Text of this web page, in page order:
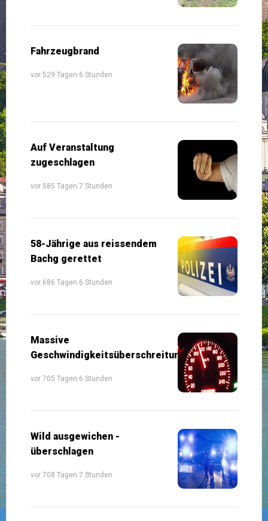
Fahrzeugbrand
vor 529 Tagen 6 Stunden
Auf Veranstaltung
zugeschlagen
vor 585 Tagen 7 Stunden
58-Jährige aus reissendem
Bachg gerettet
vor 686 Tagen 6 Stunden
Massive
Geschwindigkeitsüberschreitung
vor 705 Tagen 6 Stunden
Wild ausgewichen -
überschlagen
vor 708 Tagen 7 Stunden